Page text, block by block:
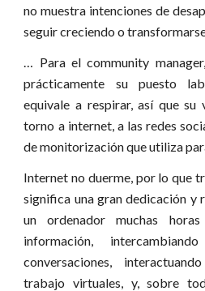
no muestra intenciones de
seguir creciendo o
… Para el community
prácticamente su puesto
equivale a respirar, así que
torno a internet, a las redes
de monitorización que utiliza
Internet no duerme, por lo que
significa una gran dedicación y
un ordenador muchas
información,
conversaciones,
trabajo virtuales, y, sobre